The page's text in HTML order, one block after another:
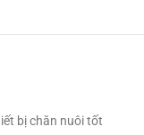
bị chăn nuôi tốt